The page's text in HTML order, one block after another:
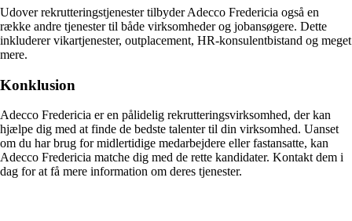
Udover rekrutteringstjenester tilbyder Adecco Fredericia også en
række andre tjenester til både virksomheder og jobansøgere. Dette
inkluderer vikartjenester, outplacement, HR-konsulentbistand og meget
mere.
Konklusion
Adecco Fredericia er en pålidelig rekrutteringsvirksomhed, der kan
hjælpe dig med at finde de bedste talenter til din virksomhed. Uanset
om du har brug for midlertidige medarbejdere eller fastansatte, kan
Adecco Fredericia matche dig med de rette kandidater. Kontakt dem i
dag for at få mere information om deres tjenester.